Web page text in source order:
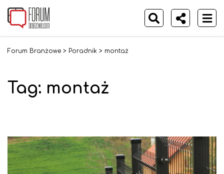
Forum Branżowe > Poradnik > montaż
Tag: montaż